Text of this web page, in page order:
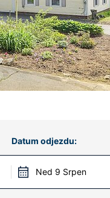
Datum odjezdu:
Ned 9 Srpen